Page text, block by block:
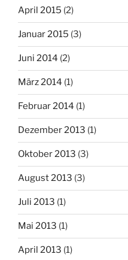
April 2015 (2)
Januar 2015 (3)
Juni 2014 (2)
März 2014 (1)
Februar 2014 (1)
Dezember 2013 (1)
Oktober 2013 (3)
August 2013 (3)
Juli 2013 (1)
Mai 2013 (1)
April 2013 (1)